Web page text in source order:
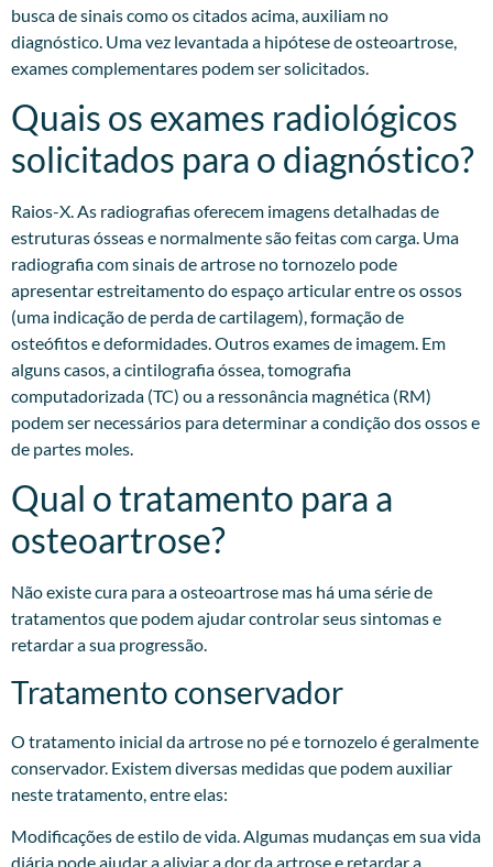
busca de sinais como os citados acima, auxiliam no
diagnóstico. Uma vez levantada a hipótese de osteoartrose,
exames complementares podem ser solicitados.​
Quais os exames radiológicos
solicitados para o diagnóstico?
Raios-X. As radiografias oferecem imagens detalhadas de
estruturas ósseas e normalmente são feitas com carga. Uma
radiografia com sinais de artrose no tornozelo pode
apresentar estreitamento do espaço articular entre os ossos
(uma indicação de perda de cartilagem), formação de
osteófitos e deformidades. Outros exames de imagem. Em
alguns casos, a cintilografia óssea, tomografia
computadorizada (TC) ou a ressonância magnética (RM)
podem ser necessários para determinar a condição dos ossos e
de partes moles.
Qual o tratamento para a
osteoartrose?
Não existe cura para a osteoartrose mas há uma série de
tratamentos que podem ajudar controlar seus sintomas e
retardar a sua progressão.
Tratamento conservador
O tratamento inicial da artrose no pé e tornozelo é geralmente
conservador. Existem diversas medidas que podem auxiliar
neste tratamento, entre elas:
Modificações de estilo de vida. Algumas mudanças em sua vida
diária pode ajudar a aliviar a dor da artrose e retardar a